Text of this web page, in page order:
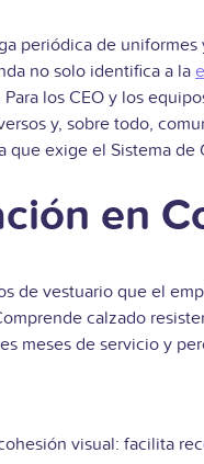
periódica de uniformes
no solo identifica a la
los CEO y los
y, sobre todo,
exige el Sistema de
en
de vestuario que el
calzado
meses de servicio y
visual: facilita